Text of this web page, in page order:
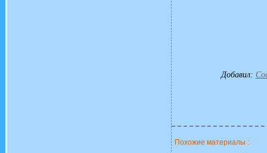
Добавил:
Похожие материалы :